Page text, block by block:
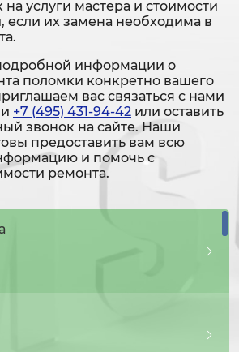
услуги мастера и стоимости
если их замена необходима в
информации о
поломки конкретно вашего
вас связаться с нами
+7 (495) 431-94-42 или оставить
звонок на сайте. Наши
предоставить вам всю
и помочь с
ремонта.